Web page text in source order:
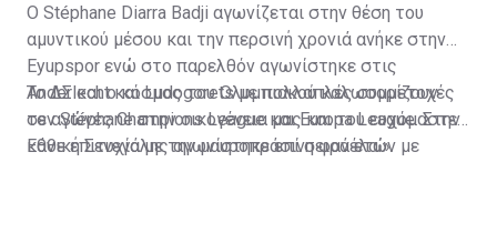
Ο Stéphane Diarra Badji αγωνίζεται στην θέση του
αμυντικού μέσου και την περσινή χρονιά ανήκε στην
Eyupspor ενώ στο παρελθόν αγωνίστηκε στις
Anderlecht και Ludogorets με πολλαπλές συμμετοχές
σε αγώνες Champions League και Europa League. Στην
Εθνική Σενεγάλης αγωνίστηκε επί σειρά ετών με
Το ΔΣ και ο κόσμος του Ολυμπιακού καλωσορίζουν
τον Stéphane στην οικογένεια μας και του ευχόμαστε
κάθε επιτυχία με την μαυροπράσινη φανέλα.»